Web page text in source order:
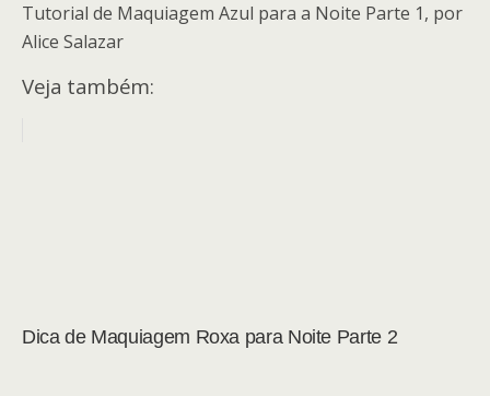
Tutorial de Maquiagem Azul para a Noite Parte 1, por
Alice Salazar
Veja também:
Dica de Maquiagem Roxa para Noite Parte 2